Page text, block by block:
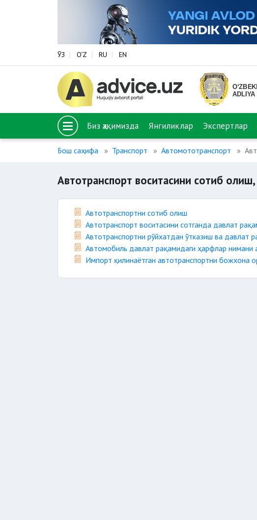
ЎЗ O‘Z RU EN
Биз ҳақимизда Янгиликлар Экспертлар
Бош саҳифа Транспорт Автомототранспорт
Автотранспорт воситасини сотиб
Автотранспортни сотиб олиш
Автотранспорт воситасини сотганда давлат
Автотранспортни рўйхатдан ўтказиш ва давлат
Автомобиль давлат рақамидаги ҳарфлар нимани
Импорт қилинаётган автотранспортни божхона